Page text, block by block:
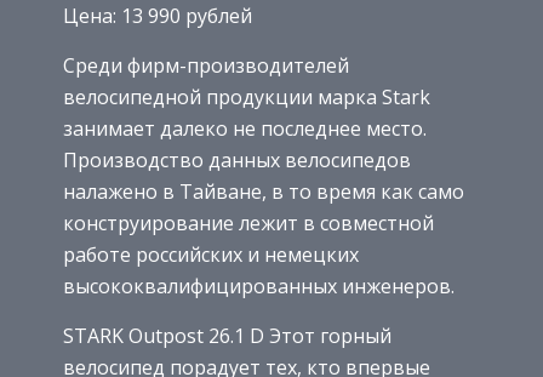
Цена: 13 990 рублей
Среди фирм-производителей
велосипедной продукции марка Stark
занимает далеко не последнее место.
Производство данных велосипедов
налажено в Тайване, в то время как само
конструирование лежит в совместной
работе российских и немецких
высококвалифицированных инженеров.
STARK Outpost 26.1 D Этот горный
велосипед порадует тех, кто впервые